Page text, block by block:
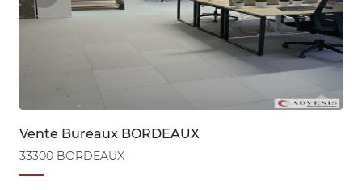
Vente Bureaux BORDEAUX
33300 BORDEAUX